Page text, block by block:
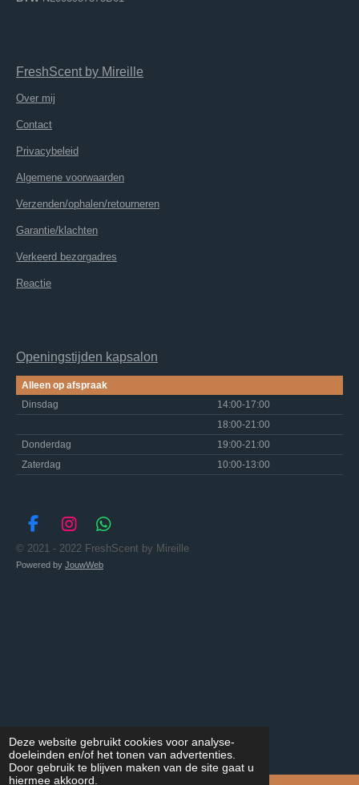
Deze website gebruikt cookies voor analyse-
doeleinden en/of het tonen van advertenties.
Door gebruik te blijven maken van de site gaat u
hiermee akkoord.
FreshScent by Mireille
Over mij
Contact
Privacybeleid
Algemene voorwaarden
Verzenden/ophalen/retourneren
Garantie/klachten
Verkeerd bezorgadres
Reactie
Openingstijden kapsalon
Alleen op afspraak
Dinsdag
14:00-17:00
18:00-21:00
Donderdag
19:00-21:00
Zaterdag
10:00-13:00
F
a
c
I
n
s
W
h
a
© 2021 - 2022 FreshScent by Mireille
Powered by JouwWeb